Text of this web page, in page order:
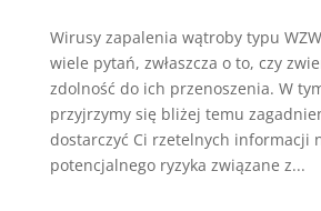
Wirusy zapalenia wątroby typu
wiele pytań, zwłaszcza o to, czy
zdolność do ich przenoszenia. W
przyjrzymy się bliżej temu
dostarczyć Ci rzetelnych informacji
potencjalnego ryzyka związane z...